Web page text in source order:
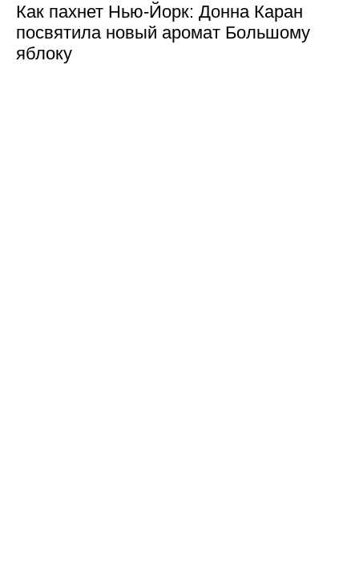
Как пахнет Нью-Йорк: Донна Каран
посвятила новый аромат Большому
яблоку